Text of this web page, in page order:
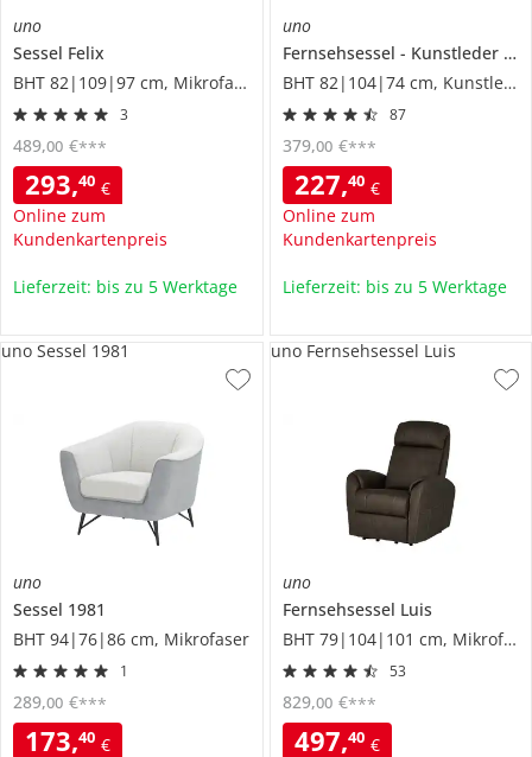
uno
Sessel Felix
BHT 82|109|97 cm, Mikrofaser
3
293,40 €
Online zum
Kundenkartenpreis
489,00 €***
Lieferzeit: bis zu 5 Werktage
uno
Fernsehsessel
Kunstleder
BHT 82|104|74 cm, Kunstleder
87
227,40 €
Online zum
Kundenkartenpreis
379,00 €***
Lieferzeit: bis zu 5 Werktage
uno
Sessel 1981
BHT 94|76|86 cm, Mikrofaser
1
173,40 €
289,00 €***
uno Sessel 1981
uno
Fernsehsessel Luis
BHT 79|104|101 cm, Mikrofaser
53
497,40 €
829,00 €***
uno Fernsehsessel Luis